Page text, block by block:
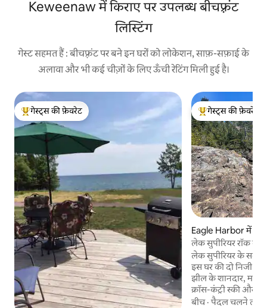
Keweenaw में किराए पर उपलब्ध बीचफ़्रंट
लिस्टिंग
गेस्ट सहमत हैं : बीचफ़्रंट पर बने इन घरों को लोकेशन, साफ़-सफ़ाई के
अलावा और भी कई चीज़ों के लिए ऊँची रेटिंग मिली हुई है।
गेस्ट्स का टॉप फ़ेवरेट
गेस्ट्स की फ़ेवरेट
गेस्ट्स का टॉप फ़ेवरेट
गेस्ट्स की फ़ेवरेट
Eagle Harbor में घर
लेक सुपीरियर रॉक
लेक सुपीरियर के
इस घर की दो निजी
झील के शानदार,
क्रॉस-कंट्री स्की और
लिए बस बाहर
बीच·पैदल चलने